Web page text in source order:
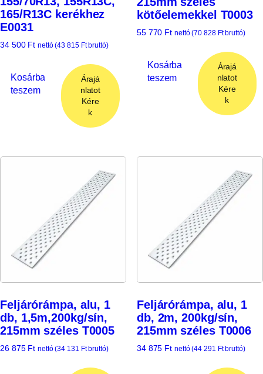
165/R13C kerékhez
E0031
34 500 Ft nettó (43 815 Ftbruttó)
Kosárba
teszem
Árajá
nlatot
Kére
k
kötőelemekkel T0003
55 770 Ft nettó (70 828 Ftbruttó)
Kosárba
teszem
Árajá
nlatot
Kére
k
Feljárórámpa, alu, 1
db, 1,5m,200kg/sín,
215mm széles T0005
26 875 Ft nettó (34 131 Ftbruttó)
Feljárórámpa, alu, 1
db, 2m, 200kg/sín,
215mm széles T0006
34 875 Ft nettó (44 291 Ftbruttó)